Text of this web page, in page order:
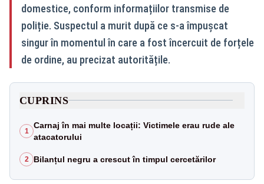
domestice, conform informațiilor transmise de
poliție. Suspectul a murit după ce s-a împușcat
singur în momentul în care a fost încercuit de forțele
de ordine, au precizat autoritățile.
CUPRINS
1
Carnaj în mai multe locații: Victimele erau rude ale
atacatorului
2 Bilanțul negru a crescut în timpul cercetărilor